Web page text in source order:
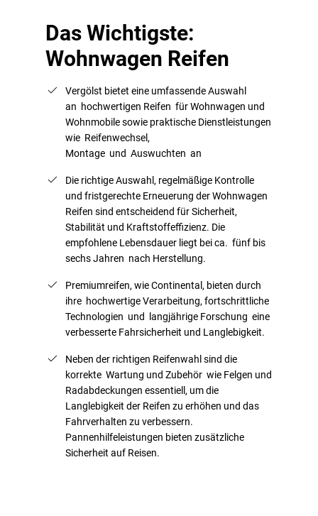
Das Wichtigste:
Wohnwagen Reifen
Vergölst bietet eine umfassende Auswahl
an hochwertigen Reifen für Wohnwagen und
Wohnmobile sowie praktische Dienstleistungen
wie Reifenwechsel,
Montage und Auswuchten an
Die richtige Auswahl, regelmäßige Kontrolle
und fristgerechte Erneuerung der Wohnwagen
Reifen sind entscheidend für Sicherheit,
Stabilität und Kraftstoffeffizienz. Die
empfohlene Lebensdauer liegt bei ca. fünf bis
sechs Jahren nach Herstellung.
Premiumreifen, wie Continental, bieten durch
ihre hochwertige Verarbeitung, fortschrittliche
Technologien und langjährige Forschung eine
verbesserte Fahrsicherheit und Langlebigkeit.
Neben der richtigen Reifenwahl sind die
korrekte Wartung und Zubehör wie Felgen und
Radabdeckungen essentiell, um die
Langlebigkeit der Reifen zu erhöhen und das
Fahrverhalten zu verbessern.
Pannenhilfeleistungen bieten zusätzliche
Sicherheit auf Reisen.